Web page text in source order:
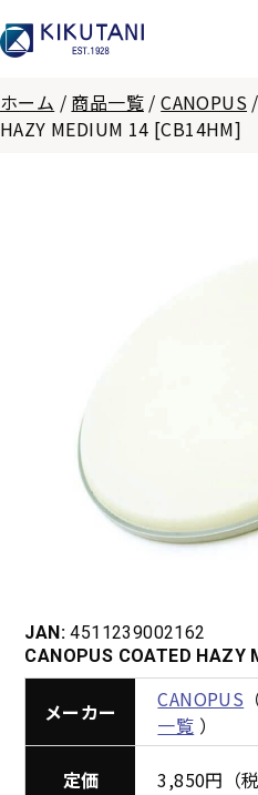
ホーム / 商品一覧 /CANOPUS
HAZY MEDIUM 14 [CB14HM]
JAN: 4511239002162
CANOPUS COATED HAZY
メーカー CANOPUS
一覧 ）
定価 3,850円（税